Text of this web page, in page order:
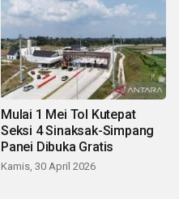
Mulai 1 Mei Tol Kutepat
Seksi 4 Sinaksak-Simpang
Panei Dibuka Gratis
Kamis, 30 April 2026